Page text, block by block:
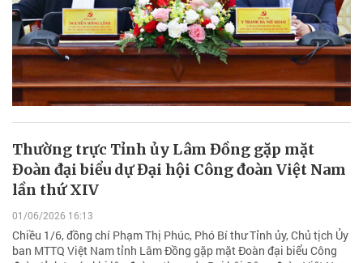
Thường trực Tỉnh ủy Lâm Đồng gặp mặt
Đoàn đại biểu dự Đại hội Công đoàn Việt Nam
lần thứ XIV
01/06/2026 16:13
Chiều 1/6, đồng chí Phạm Thị Phúc, Phó Bí thư Tỉnh ủy, Chủ tịch Ủy
ban MTTQ Việt Nam tỉnh Lâm Đồng gặp mặt Đoàn đại biểu Công